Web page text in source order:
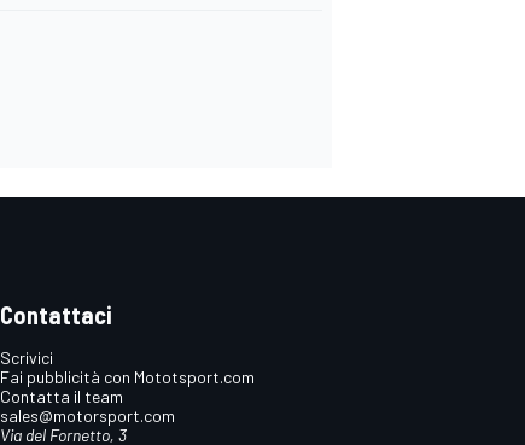
Contattaci
Scrivici
Fai pubblicità con Mototsport.com
Contatta il team
sales@motorsport.com
Via del Fornetto, 3